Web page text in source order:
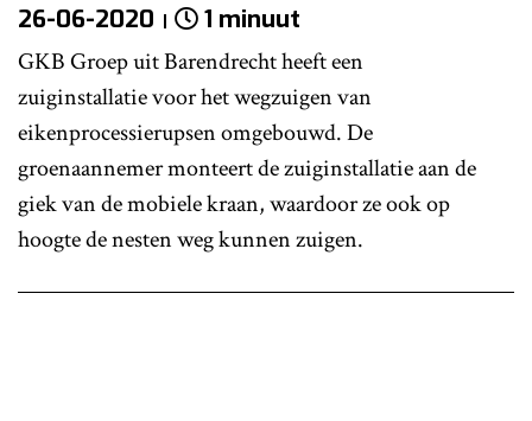
26-06-2020 1 minuut
GKB Groep uit Barendrecht heeft een
zuiginstallatie voor het wegzuigen van
eikenprocessierupsen omgebouwd. De
groenaannemer monteert de zuiginstallatie aan de
giek van de mobiele kraan, waardoor ze ook op
hoogte de nesten weg kunnen zuigen.